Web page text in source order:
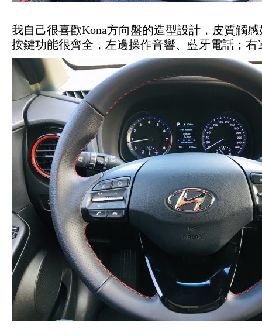
我自己很喜歡Kona方向盤的造型設計，皮質觸
按鍵功能很齊全，左邊操作音響、藍牙電話；